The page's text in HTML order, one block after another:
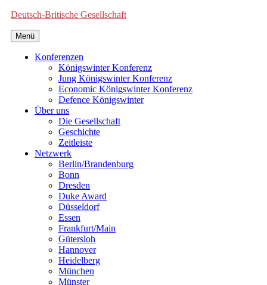
Deutsch-Britische Gesellschaft
Menü
Konferenzen
Königswinter Konferenz
Jung Königswinter Konferenz
Economic Königswinter Konferenz
Defence Königswinter
Über uns
Die Gesellschaft
Geschichte
Zeitleiste
Netzwerk
Berlin/Brandenburg
Bonn
Dresden
Duke Award
Düsseldorf
Essen
Frankfurt/Main
Gütersloh
Hannover
Heidelberg
München
Münster